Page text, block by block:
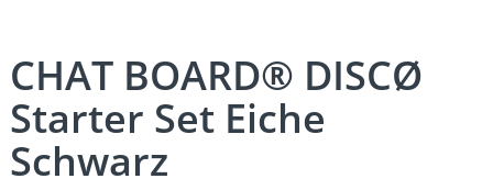
CHAT BOARD® DISCØ
Starter Set Eiche
Schwarz